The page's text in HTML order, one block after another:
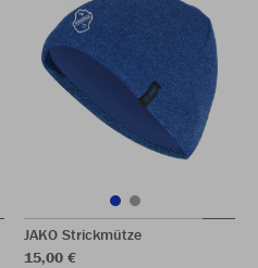
JAKO Strickmütze
15,00 €